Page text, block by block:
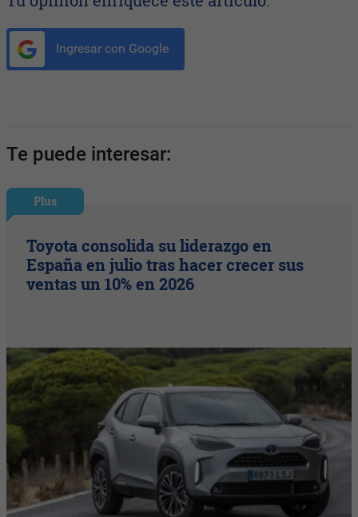
Ingresar con Google
Te puede interesar:
Plus
Toyota consolida su liderazgo en
España en julio tras hacer crecer sus
ventas un 10% en 2026